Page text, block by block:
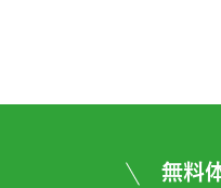
無料